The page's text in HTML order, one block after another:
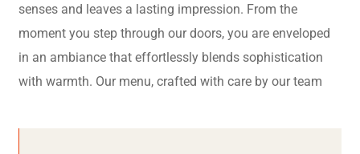
senses and leaves a lasting impression. From the
moment you step through our doors, you are enveloped
in an ambiance that effortlessly blends sophistication
with warmth. Our menu, crafted with care by our team